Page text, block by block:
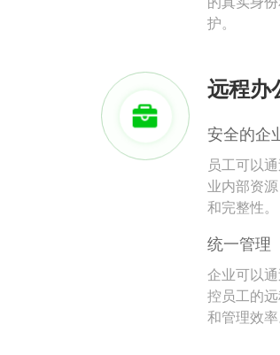
护。
远程办
安全的企
员工可以
业内部资
和完整性。
统一管理
企业可以
控员工的
和管理效率